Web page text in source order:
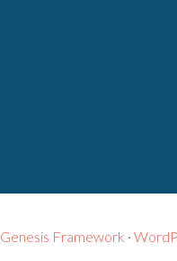
Genesis Framework ·